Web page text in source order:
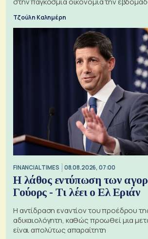
Τζούλη Καλημέρη
FINANCIAL TIMES 08.08.2026, 07:00
Η λάθος εντύπωση των
Γούορς - Τι λέει ο Ελ Εριάν
Η αντίδραση εναντίον του προέδρου
αδικαιολόγητη, καθώς προωθεί μια
είναι απολύτως απαραίτητη